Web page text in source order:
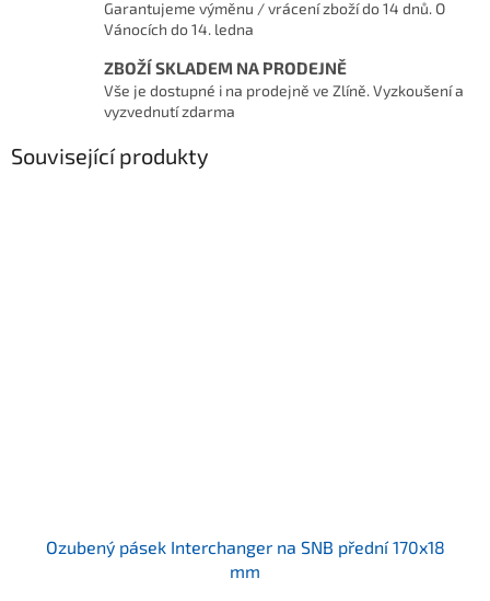
Garantujeme výměnu / vrácení zboží do 14 dnů. O
Vánocích do 14. ledna
ZBOŽÍ SKLADEM NA PRODEJNĚ
Vše je dostupné i na prodejně ve Zlíně. Vyzkoušení a
vyzvednutí zdarma
Související produkty
Ozubený pásek Interchanger na SNB přední 170x18
mm